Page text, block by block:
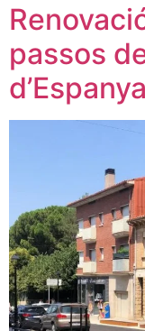
passos
d’Espanya